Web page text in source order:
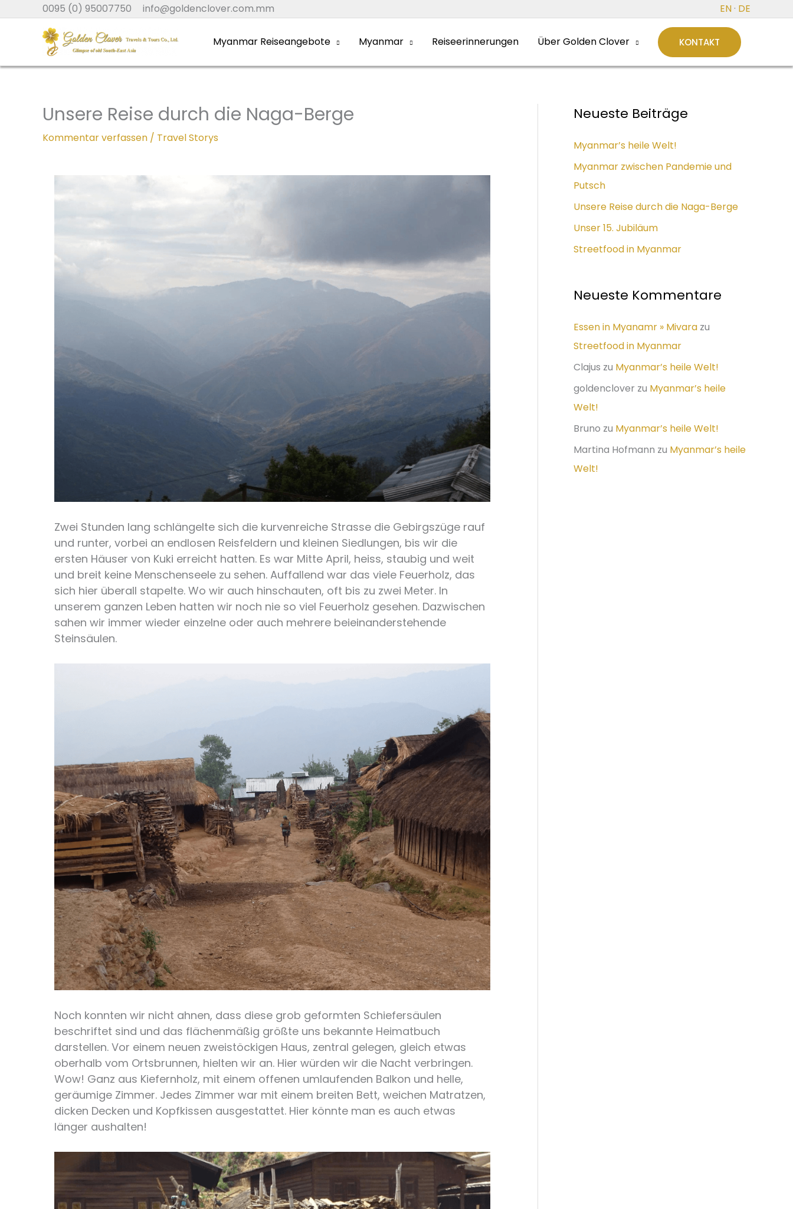
0095 (0) 95007750 info@goldenclover.com.mm EN · DE
Myanmar Reiseangebote Myanmar Reiseerinnerungen Über Golden Clover KONTAKT
Unsere Reise durch die Naga-Berge
Kommentar verfassen / Travel Storys
Zwei Stunden lang schlängelte sich die kurvenreiche Strasse die Gebirgszüge rauf
und runter, vorbei an endlosen Reisfeldern und kleinen Siedlungen, bis wir die
ersten Häuser von Kuki erreicht hatten. Es war Mitte April, heiss, staubig und weit
und breit keine Menschenseele zu sehen. Auffallend war das viele Feuerholz, das
sich hier überall stapelte. Wo wir auch hinschauten, oft bis zu zwei Meter. In
unserem ganzen Leben hatten wir noch nie so viel Feuerholz gesehen. Dazwischen
sahen wir immer wieder einzelne oder auch mehrere beieinanderstehende
Steinsäulen.
Noch konnten wir nicht ahnen, dass diese grob geformten Schiefersäulen
beschriftet sind und das flächenmäßig größte uns bekannte Heimatbuch
darstellen. Vor einem neuen zweistöckigen Haus, zentral gelegen, gleich etwas
oberhalb vom Ortsbrunnen, hielten wir an. Hier würden wir die Nacht verbringen.
Wow! Ganz aus Kiefernholz, mit einem offenen umlaufenden Balkon und helle,
geräumige Zimmer. Jedes Zimmer war mit einem breiten Bett, weichen Matratzen,
dicken Decken und Kopfkissen ausgestattet. Hier könnte man es auch etwas
länger aushalten!
Neueste Beiträge
Myanmar’s heile Welt!
Myanmar zwischen Pandemie und
Putsch
Unsere Reise durch die Naga-Berge
Unser 15. Jubiläum
Streetfood in Myanmar
Neueste Kommentare
Essen in Myanamr » Mivara zu
Streetfood in Myanmar
Clajus zu Myanmar’s heile Welt!
goldenclover zu Myanmar’s heile
Welt!
Bruno zu Myanmar’s heile Welt!
Martina Hofmann zu Myanmar’s heile
Welt!